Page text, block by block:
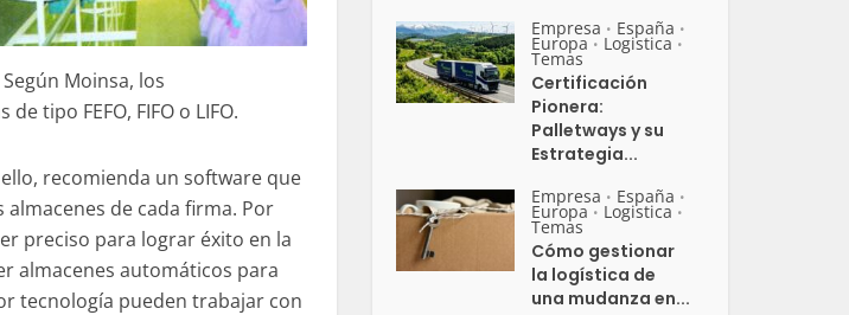
Moinsa, los
tipo FEFO, FIFO o LIFO.
recomienda un software que
de cada firma. Por
preciso para lograr éxito en la
almacenes automáticos para
tecnología pueden trabajar con
Empresa • España •
Europa • Logistica •
Temas
Certificación
Pionera:
Palletways y su
Estrategia...
Empresa • España •
Europa • Logistica •
Temas
Cómo gestionar
la logística de
una mudanza en...